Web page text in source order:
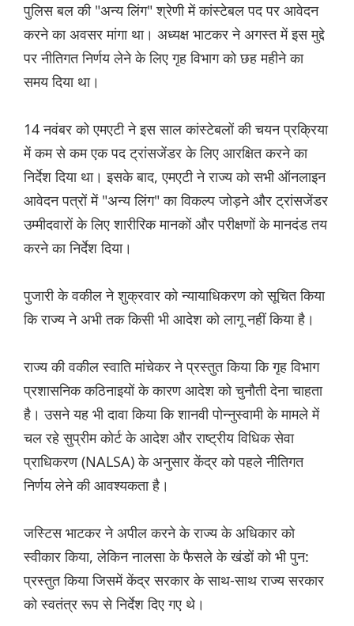
पुलिस बल की "अन्य लिंग" श्रेणी में कांस्टेबल पद पर आवेदन
करने का अवसर मांगा था। अध्यक्ष भाटकर ने अगस्त में इस मुद्दे
पर नीतिगत निर्णय लेने के लिए गृह विभाग को छह महीने का
समय दिया था।
14 नवंबर को एमएटी ने इस साल कांस्टेबलों की चयन प्रक्रिया
में कम से कम एक पद ट्रांसजेंडर के लिए आरक्षित करने का
निर्देश दिया था। इसके बाद, एमएटी ने राज्य को सभी ऑनलाइन
आवेदन पत्रों में "अन्य लिंग" का विकल्प जोड़ने और ट्रांसजेंडर
उम्मीदवारों के लिए शारीरिक मानकों और परीक्षणों के मानदंड तय
करने का निर्देश दिया।
पुजारी के वकील ने शुक्रवार को न्यायाधिकरण को सूचित किया
कि राज्य ने अभी तक किसी भी आदेश को लागू नहीं किया है।
राज्य की वकील स्वाति मांचेकर ने प्रस्तुत किया कि गृह विभाग
प्रशासनिक कठिनाइयों के कारण आदेश को चुनौती देना चाहता
है। उसने यह भी दावा किया कि शानवी पोन्नुस्वामी के मामले में
चल रहे सुप्रीम कोर्ट के आदेश और राष्ट्रीय विधिक सेवा
प्राधिकरण (NALSA) के अनुसार केंद्र को पहले नीतिगत
निर्णय लेने की आवश्यकता है।
जस्टिस भाटकर ने अपील करने के राज्य के अधिकार को
स्वीकार किया, लेकिन नालसा के फैसले के खंडों को भी पुन:
प्रस्तुत किया जिसमें केंद्र सरकार के साथ-साथ राज्य सरकार
को स्वतंत्र रूप से निर्देश दिए गए थे।